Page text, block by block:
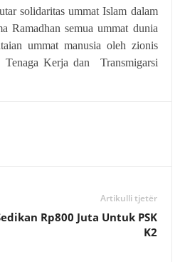
ummat Islam dalam
Ramadhan semua ummat dunia
ummat manusia oleh zionis
Tenaga Kerja dan Transmigarsi
Artikulli tjetër
Rp800 Juta Untuk PSK
K2